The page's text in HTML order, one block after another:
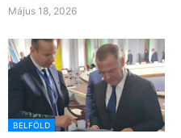
Május 18, 2026
BELFÖLD